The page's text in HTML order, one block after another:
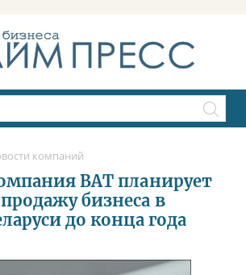
компаний
BAT планирует
бизнеса в
до конца года